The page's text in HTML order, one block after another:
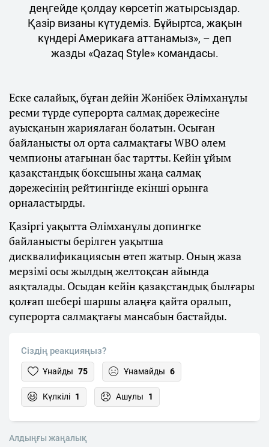
деңгейде қолдау көрсетіп жатырсыздар.
Қазір визаны күтудеміз. Бұйыртса, жақын
күндері Америкаға аттанамыз», – деп
жазды «Qazaq Style» командасы.
Еске салайық, бұған дейін Жәнібек Әлімханұлы
ресми түрде суперорта салмақ дәрежесіне
ауысқанын жариялаған болатын. Осыған
байланысты ол орта салмақтағы WBO әлем
чемпионы атағынан бас тартты. Кейін ұйым
қазақстандық боксшыны жаңа салмақ
дәрежесінің рейтингінде екінші орынға
орналастырды.
Қазіргі уақытта Әлімханұлы допингке
байланысты берілген уақытша
дисквалификациясын өтеп жатыр. Оның жаза
мерзімі осы жылдың желтоқсан айында
аяқталады. Осыдан кейін қазақстандық былғары
қолғап шебері шаршы алаңға қайта оралып,
суперорта салмақтағы мансабын бастайды.
Сіздің реакцияңыз?
Ұнайды 75 Ұнамайды 6
Күлкілі 1 Ашулы 1
Алдыңғы жаңалық